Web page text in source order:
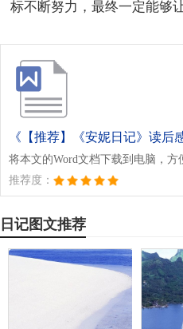
标不断努力，最终一定能够
《【推荐】《安妮日记》读后
将本文的Word文档下载到电脑，方
推荐度：
日记图文推荐